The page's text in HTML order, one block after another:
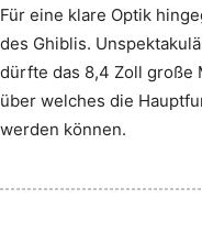
Für eine klare Optik
des Ghiblis.
dürfte das 8,4 Zoll große
über welches die
werden können.